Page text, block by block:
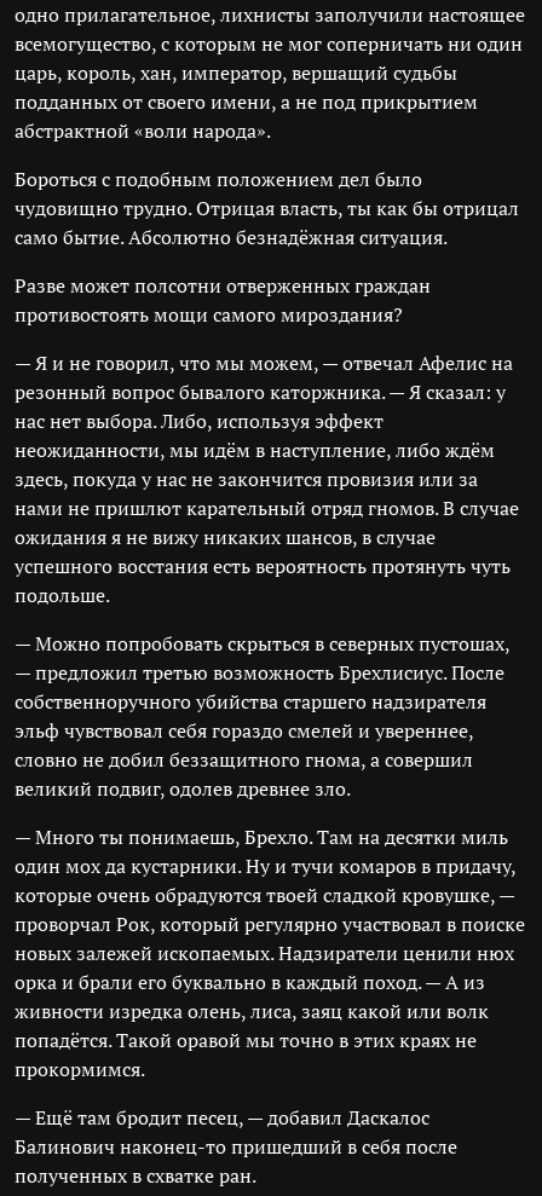
одно прилагательное, лихнисты заполучили настоящее
всемогущество, с которым не мог соперничать ни один
царь, король, хан, император, вершащий судьбы
подданных от своего имени, а не под прикрытием
абстрактной «воли народа».
Бороться с подобным положением дел было
чудовищно трудно. Отрицая власть, ты как бы отрицал
само бытие. Абсолютно безнадёжная ситуация.
Разве может полсотни отверженных граждан
противостоять мощи самого мироздания?
— Я и не говорил, что мы можем, — отвечал Афелис на
резонный вопрос бывалого каторжника. — Я сказал: у
нас нет выбора. Либо, используя эффект
неожиданности, мы идём в наступление, либо ждём
здесь, покуда у нас не закончится провизия или за
нами не пришлют карательный отряд гномов. В случае
ожидания я не вижу никаких шансов, в случае
успешного восстания есть вероятность протянуть чуть
подольше.
— Можно попробовать скрыться в северных пустошах,
— предложил третью возможность Брехлисиус. После
собственноручного убийства старшего надзирателя
эльф чувствовал себя гораздо смелей и увереннее,
словно не добил беззащитного гнома, а совершил
великий подвиг, одолев древнее зло.
— Много ты понимаешь, Брехло. Там на десятки миль
один мох да кустарники. Ну и тучи комаров в придачу,
которые очень обрадуются твоей сладкой кровушке, —
проворчал Рок, который регулярно участвовал в поиске
новых залежей ископаемых. Надзиратели ценили нюх
орка и брали его буквально в каждый поход. — А из
живности изредка олень, лиса, заяц какой или волк
попадётся. Такой оравой мы точно в этих краях не
прокормимся.
— Ещё там бродит песец, — добавил Даскалос
Балинович наконец-то пришедший в себя после
полученных в схватке ран.